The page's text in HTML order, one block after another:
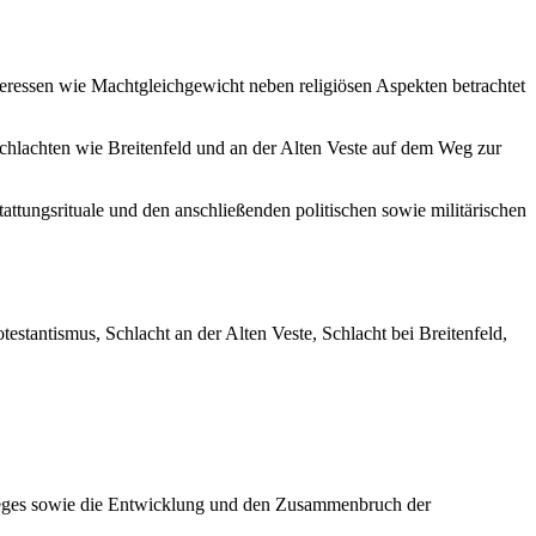
wie Machtgleichgewicht neben religiösen Aspekten betrachtet
wie Breitenfeld und an der Alten Veste auf dem Weg zur
und den anschließenden politischen sowie militärischen
Schlacht an der Alten Veste, Schlacht bei Breitenfeld,
sowie die Entwicklung und den Zusammenbruch der